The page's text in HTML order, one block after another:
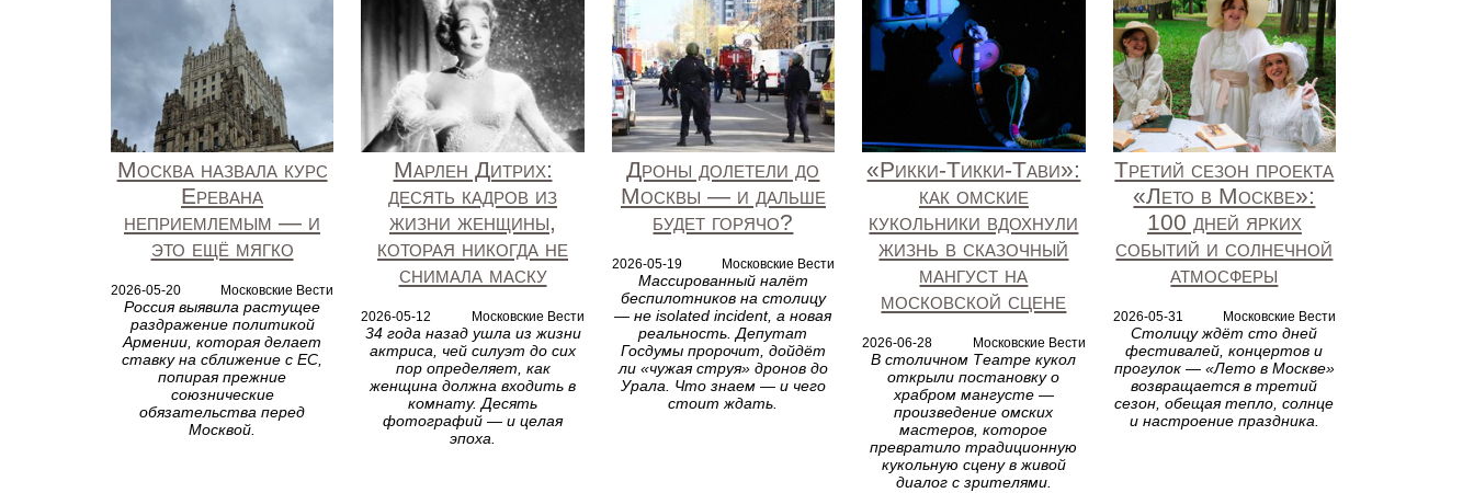
Москва назвала курс
Еревана
неприемлемым — и
это ещё мягко
2026-05-20 Московские Вести
Россия выявила растущее
раздражение политикой
Армении, которая делает
ставку на сближение с ЕС,
попирая прежние
союзнические
обязательства перед
Москвой.
Марлен Дитрих:
десять кадров из
жизни женщины,
которая никогда не
снимала маску
2026-05-12 Московские Вести
34 года назад ушла из жизни
актриса, чей силуэт до сих
пор определяет, как
женщина должна входить в
комнату. Десять
фотографий — и целая
эпоха.
Дроны долетели до
Москвы — и дальше
будет горячо?
2026-05-19 Московские Вести
Массированный налёт
беспилотников на столицу
— не isolated incident, а новая
реальность. Депутат
Госдумы пророчит, дойдёт
ли «чужая струя» дронов до
Урала. Что знаем — и чего
стоит ждать.
«Рикки‑Тикки‑Тави»:
как омские
кукольники вдохнули
жизнь в сказочный
мангуст на
московской сцене
2026-06-28 Московские Вести
В столичном Театре кукол
открыли постановку о
храбром мангусте —
произведение омских
мастеров, которое
превратило традиционную
кукольную сцену в живой
диалог с зрителями.
Третий сезон проекта
«Лето в Москве»:
100 дней ярких
событий и солнечной
атмосферы
2026-05-31 Московские Вести
Столицу ждёт сто дней
фестивалей, концертов и
прогулок — «Лето в Москве»
возвращается в третий
сезон, обещая тепло, солнце
и настроение праздника.